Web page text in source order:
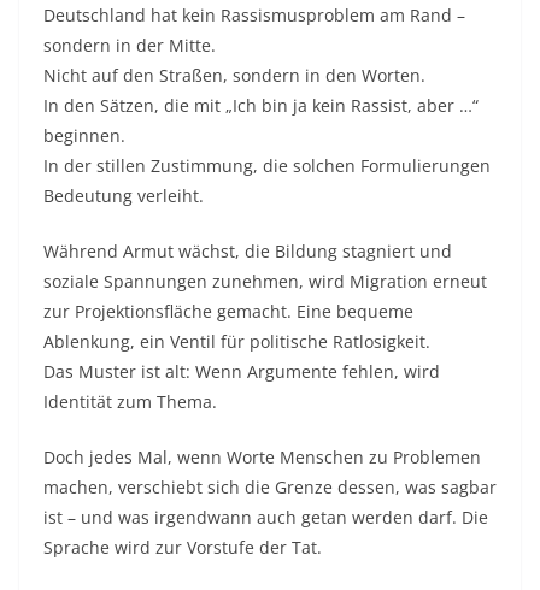
Deutschland hat kein Rassismusproblem am Rand –
sondern in der Mitte.
Nicht auf den Straßen, sondern in den Worten.
In den Sätzen, die mit „Ich bin ja kein Rassist, aber …“
beginnen.
In der stillen Zustimmung, die solchen Formulierungen
Bedeutung verleiht.
Während Armut wächst, die Bildung stagniert und
soziale Spannungen zunehmen, wird Migration erneut
zur Projektionsfläche gemacht. Eine bequeme
Ablenkung, ein Ventil für politische Ratlosigkeit.
Das Muster ist alt: Wenn Argumente fehlen, wird
Identität zum Thema.
Doch jedes Mal, wenn Worte Menschen zu Problemen
machen, verschiebt sich die Grenze dessen, was sagbar
ist – und was irgendwann auch getan werden darf. Die
Sprache wird zur Vorstufe der Tat.